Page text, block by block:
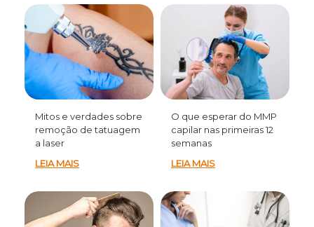
Mitos e verdades sobre
remoção de tatuagem
a laser
LEIA MAIS
O que esperar do MMP
capilar nas primeiras 12
semanas
LEIA MAIS